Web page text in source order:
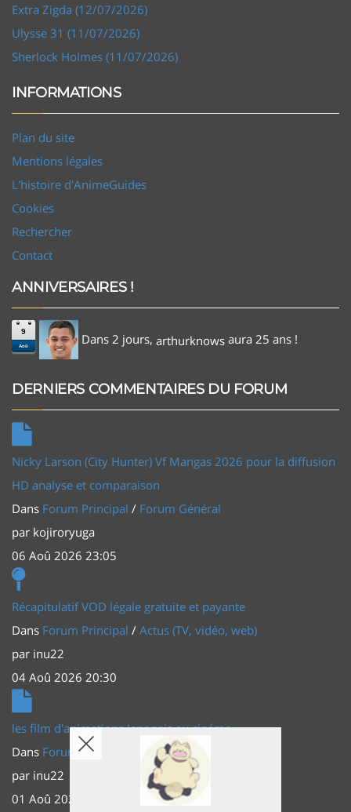
Extra Zigda (12/07/2026)
Ulysse 31 (11/07/2026)
Sherlock Holmes (11/07/2026)
INFORMATIONS
Plan du site
Mentions légales
L'histoire d'AnimeGuides
Cookies
Rechercher
Contact
ANNIVERSAIRES !
9
Aoû Dans 2 jours, arthurknows aura 25 ans !
DERNIERS COMMENTAIRES DU FORUM
Nicky Larson (City Hunter) Vf Mangas 2026 pour la diffusion
HD analyse et comparaison
Dans Forum Principal / Forum Général
par kojiroryuga
06 Aoû 2026 23:05
Récapitulatif VOD légale gratuite et payante
Dans Forum Principal / Actus (TV, vidéo, web)
par inu22
04 Aoû 2026 20:30
les film d'animations Japonais au cinéma
Dans Forum Principal
Actus (TV, vidéo, web)
par inu22
01 Aoû 2026 20:56